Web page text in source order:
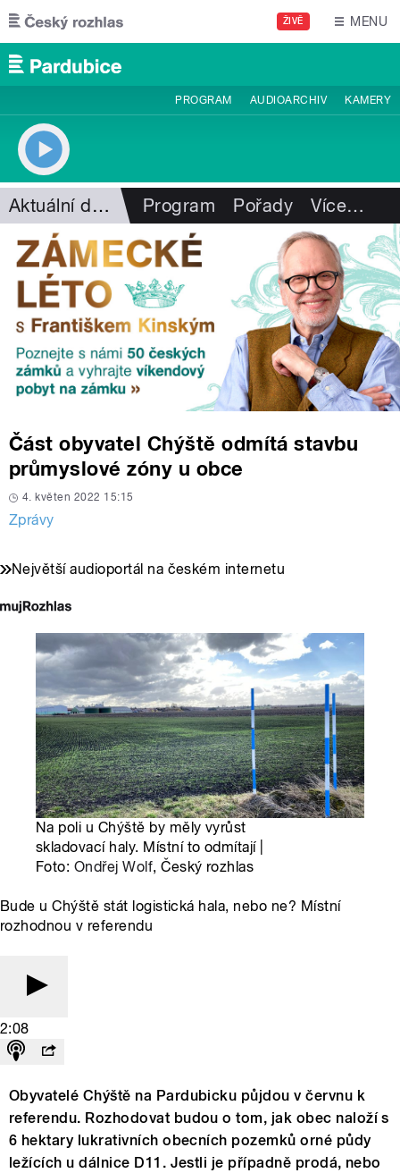
Přejít k hlavnímu obsahu
ŽIVĚ MENU
PROGRAM AUDIOARCHIV KAMERY
Aktuální dění Program Pořady Více…
Část obyvatel Chýště odmítá stavbu
průmyslové zóny u obce
4. květen 2022 15:15
Zprávy
Největší audioportál na českém internetu
Na poli u Chýště by měly vyrůst
skladovací haly. Místní to odmítají |
Foto: Ondřej Wolf, Český rozhlas
Bude u Chýště stát logistická hala, nebo ne? Místní
rozhodnou v referendu
2:08
Obyvatelé Chýště na Pardubicku půjdou v červnu k
referendu. Rozhodovat budou o tom, jak obec naloží s
6 hektary lukrativních obecních pozemků orné půdy
ležících u dálnice D11. Jestli je případně prodá, nebo